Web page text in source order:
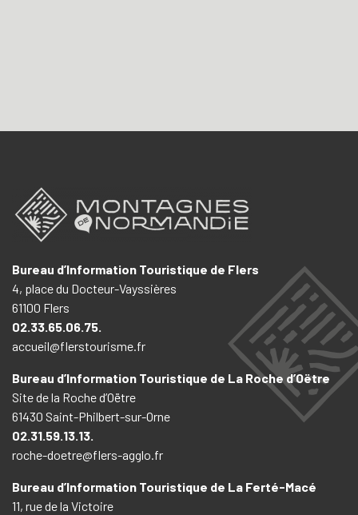
Bureau d’Information Touristique de Flers
4, place du Docteur-Vayssières
61100 Flers
02.33.65.06.75.
accueil@flerstourisme.fr
Bureau d’Information Touristique de La Roche d’Oëtre
Site de la Roche d’Oëtre
61430 Saint-Philbert-sur-Orne
02.31.59.13.13.
roche-doetre@flers-agglo.fr
Bureau d’Information Touristique de La Ferté-Macé
11, rue de la Victoire